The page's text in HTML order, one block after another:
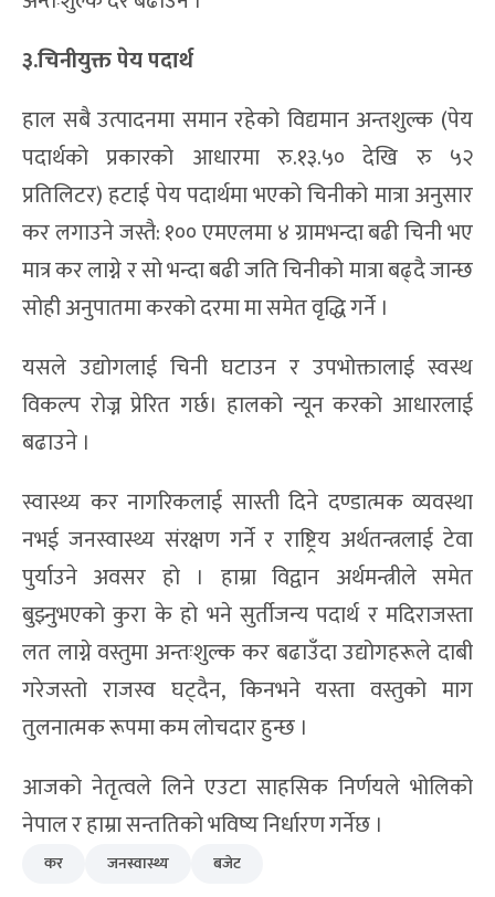
३.चिनीयुक्त पेय पदार्थ
हाल सबै उत्पादनमा समान रहेको विद्यमान अन्तशुल्क (पेय
पदार्थको प्रकारको आधारमा रु.१३.५० देखि रु ५२
प्रतिलिटर) हटाई पेय पदार्थमा भएको चिनीको मात्रा अनुसार
कर लगाउने जस्तै: १०० एमएलमा ४ ग्रामभन्दा बढी चिनी भए
मात्र कर लाग्ने र सो भन्दा बढी जति चिनीको मात्रा बढ्दै जान्छ
सोही अनुपातमा करको दरमा मा समेत वृद्धि गर्ने ।
यसले उद्योगलाई चिनी घटाउन र उपभोक्तालाई स्वस्थ
विकल्प रोज्न प्रेरित गर्छ। हालको न्यून करको आधारलाई
बढाउने ।
स्वास्थ्य कर नागरिकलाई सास्ती दिने दण्डात्मक व्यवस्था
नभई जनस्वास्थ्य संरक्षण गर्ने र राष्ट्रिय अर्थतन्त्रलाई टेवा
पुर्याउने अवसर हो । हाम्रा विद्वान अर्थमन्त्रीले समेत
बुझ्नुभएको कुरा के हो भने सुर्तीजन्य पदार्थ र मदिराजस्ता
लत लाग्ने वस्तुमा अन्तःशुल्क कर बढाउँदा उद्योगहरूले दाबी
गरेजस्तो राजस्व घट्दैन, किनभने यस्ता वस्तुको माग
तुलनात्मक रूपमा कम लोचदार हुन्छ ।
आजको नेतृत्वले लिने एउटा साहसिक निर्णयले भोलिको
नेपाल र हाम्रा सन्ततिको भविष्य निर्धारण गर्नेछ ।
कर जनस्वास्थ्य बजेट